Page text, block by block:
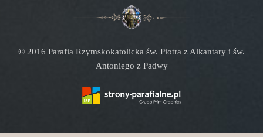
© 2016 Parafia Rzymskokatolicka św. Piotra z Alkantary i św.
Antoniego z Padwy